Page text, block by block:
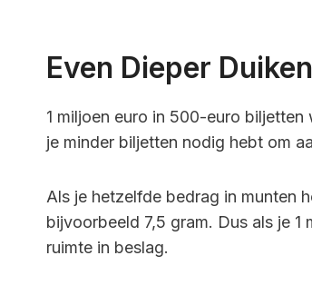
Even Dieper Duiken
1 miljoen euro in 500-euro
je minder biljetten nodig hebt om
Als je hetzelfde bedrag in munten
bijvoorbeeld 7,5 gram. Dus als je
ruimte in beslag.